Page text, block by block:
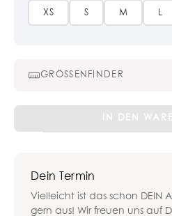
XS S M L
GRÖSSENFINDER
and
Menge
IN DEN
Dein Termin
Vielleicht ist das schon DEIN
gern aus! Wir freuen uns auf